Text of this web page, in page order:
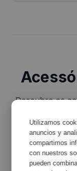
Descubra os
Utilizamos
anuncios y
compartimos
con nuestros
pueden